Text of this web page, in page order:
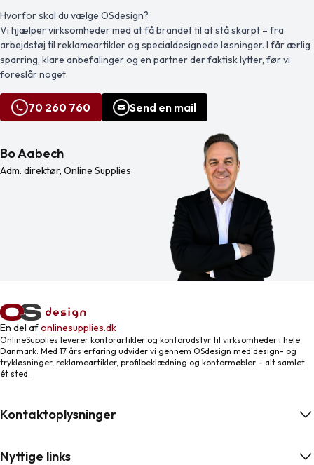
til dokumenter, notesbøger og småt
tilbehør og et bærehåndtag, hvilket
gør den perfekt til daglig pendling.
Hvorfor skal du vælge OSdesign?
Vi hjælper virksomheder med at få brandet til at stå skarpt – fra
arbejdstøj til reklameartikler og specialdesignede løsninger. I får ærlig
sparring, klare anbefalinger og en partner der faktisk lytter, før vi
foreslår noget.
70 260 760 Send en mail
Bo Aabech
Adm. direktør, Online Supplies
En del afonlinesupplies.dk
OnlineSupplies leverer kontorartikler og kontorudstyr til virksomheder i hele
Danmark. Med 17 års erfaring udvider vi gennem OSdesign med design- og
trykløsninger, reklameartikler, profilbeklædning og kontormøbler – alt samlet
ét sted.
Kontaktoplysninger
Nyttige links